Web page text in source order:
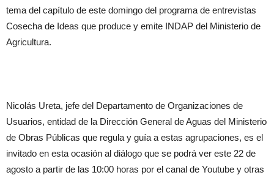
tema del capítulo de este domingo del programa de entrevistas
Cosecha de Ideas que produce y emite INDAP del Ministerio de
Agricultura.
Nicolás Ureta, jefe del Departamento de Organizaciones de
Usuarios, entidad de la Dirección General de Aguas del Ministerio
de Obras Públicas que regula y guía a estas agrupaciones, es el
invitado en esta ocasión al diálogo que se podrá ver este 22 de
agosto a partir de las 10:00 horas por el canal de Youtube y otras